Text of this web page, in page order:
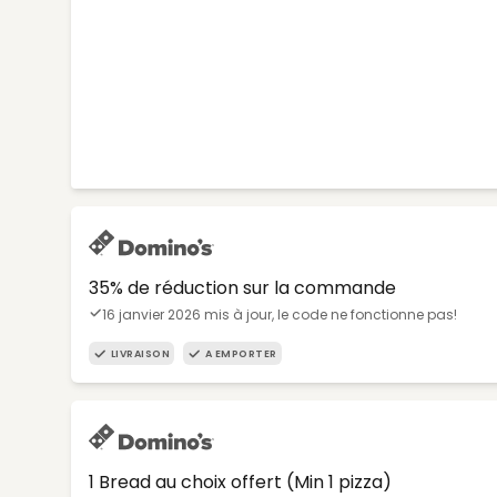
35% de réduction sur la commande
16 janvier 2026 mis à jour, le code ne fonctionne pas!
LIVRAISON A EMPORTER
1 Bread au choix offert (Min 1 pizza)